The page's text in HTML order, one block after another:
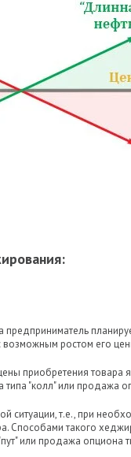
предприниматель
возможным ростом его
приобретения товара
"колл" или продажа
ситуации, т.е., при
Способами такого
или продажа опциона